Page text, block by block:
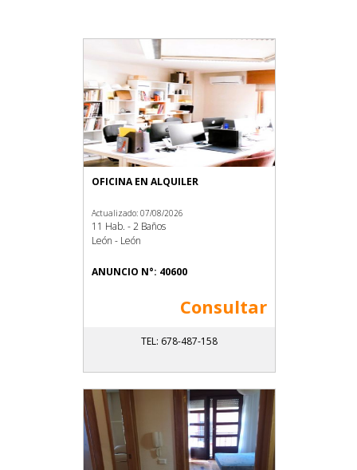
OFICINA EN ALQUILER
Actualizado: 07/08/2026
11 Hab. - 2 Baños
León - León
ANUNCIO N°: 40600
Consultar
TEL: 678-487-158